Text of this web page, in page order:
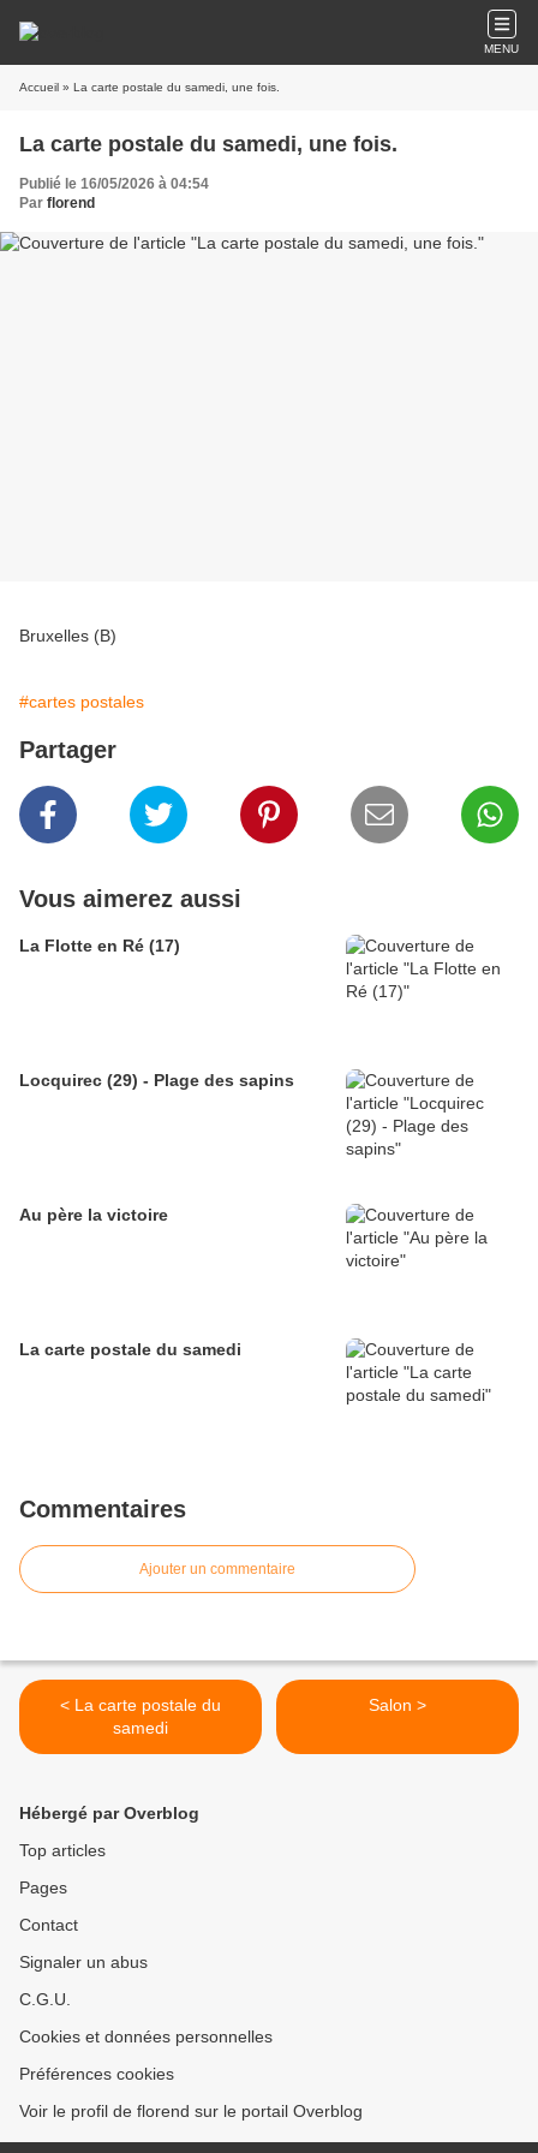
MENU
Accueil » La carte postale du samedi, une fois.
La carte postale du samedi, une fois.
Publié le 16/05/2026 à 04:54
Par florend
Bruxelles (B)
#cartes postales
Partager
Vous aimerez aussi
La Flotte en Ré (17)
Locquirec (29) - Plage des sapins
Au père la victoire
La carte postale du samedi
Commentaires
Ajouter un commentaire
< La carte postale du
samedi
Salon >
Hébergé par Overblog
Top articles
Pages
Contact
Signaler un abus
C.G.U.
Cookies et données personnelles
Préférences cookies
Voir le profil de florend sur le portail Overblog